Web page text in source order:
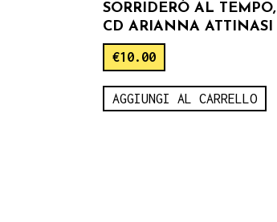
SORRIDERÒ AL TEMPO,
CD ARIANNA ATTINASI
€10.00
AGGIUNGI AL CARRELLO